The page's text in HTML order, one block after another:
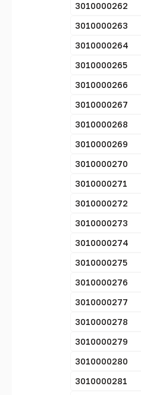
3010000262
3010000263
3010000264
3010000265
3010000266
3010000267
3010000268
3010000269
3010000270
3010000271
3010000272
3010000273
3010000274
3010000275
3010000276
3010000277
3010000278
3010000279
3010000280
3010000281